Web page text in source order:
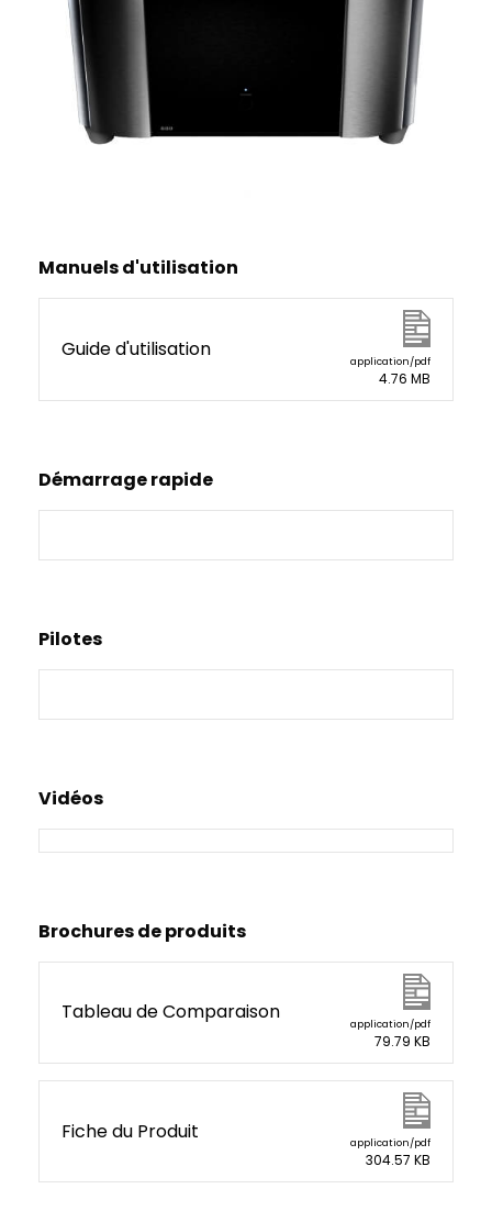
Manuels d'utilisation
Guide d'utilisation application/pdf
4.76 MB
Démarrage rapide
Pilotes
Vidéos
Brochures de produits
Tableau de Comparaison application/pdf
79.79 KB
Fiche du Produit application/pdf
304.57 KB